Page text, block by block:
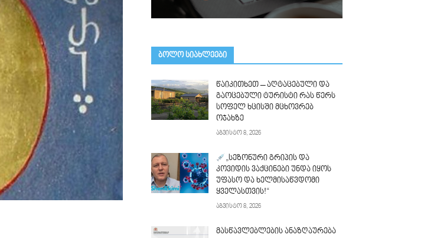
ᲑᲝᲚᲝ ᲡᲘᲐᲮᲚᲔᲔᲑᲘ
წაიკითხეთ – აღტაცებული და
გაოცებული ტურისტი რას წერს
სოფელ ხცისში მცხოვრებ
ოჯახზე
აგვისტო 8, 2026
„სეზონური გრიპის და
კოვიდის ვაქცინები უნდა იყოს
უფასო და ხელმისაწვდომი
ყველასთვის!“
აგვისტო 8, 2026
მასწავლებლების ანაზღაურება